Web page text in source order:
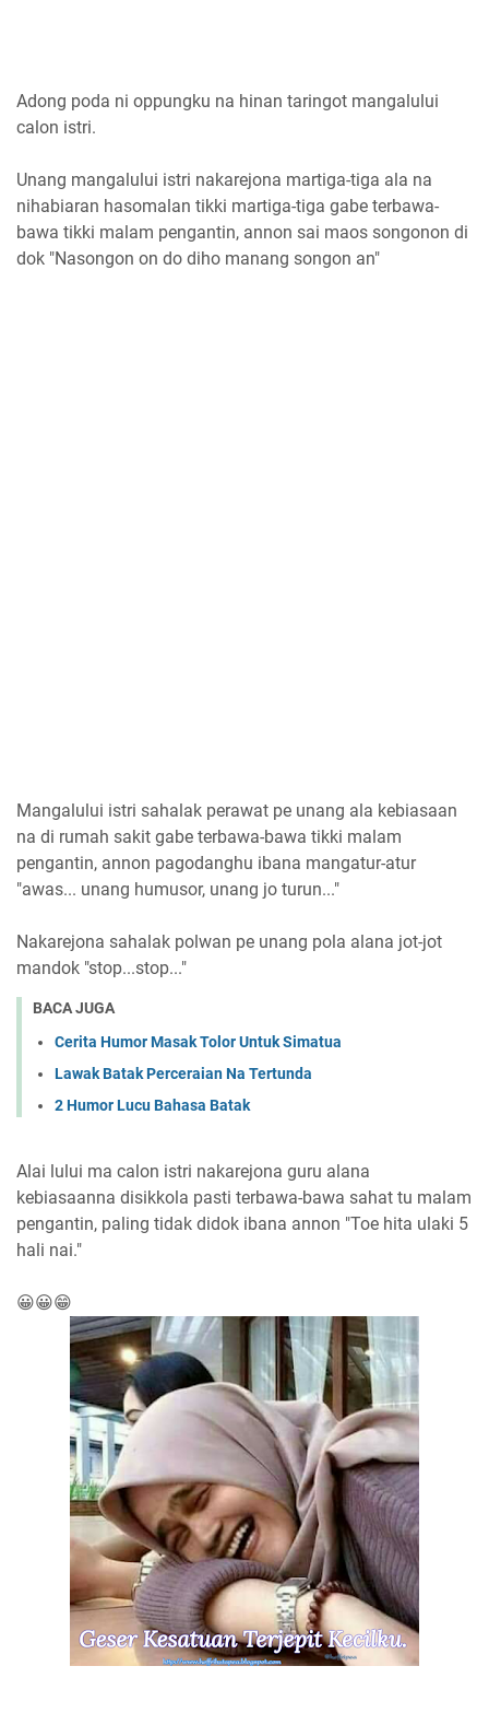
Adong poda ni oppungku na hinan taringot mangalului
calon istri.
Unang mangalului istri nakarejona martiga-tiga ala na
nihabiaran hasomalan tikki martiga-tiga gabe terbawa-
bawa tikki malam pengantin, annon sai maos songonon di
dok "Nasongon on do diho manang songon an"
Mangalului istri sahalak perawat pe unang ala kebiasaan
na di rumah sakit gabe terbawa-bawa tikki malam
pengantin, annon pagodanghu ibana mangatur-atur
"awas... unang humusor, unang jo turun..."
Nakarejona sahalak polwan pe unang pola alana jot-jot
mandok "stop...stop..."
BACA JUGA
Cerita Humor Masak Tolor Untuk Simatua
Lawak Batak Perceraian Na Tertunda
2 Humor Lucu Bahasa Batak
Alai lului ma calon istri nakarejona guru alana
kebiasaanna disikkola pasti terbawa-bawa sahat tu malam
pengantin, paling tidak didok ibana annon "Toe hita ulaki 5
hali nai."
😀😀😁